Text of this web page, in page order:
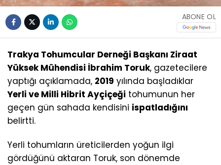
ABONE OL
Trakya Tohumcular Derneği Başkanı Ziraat
Yüksek Mühendisi İbrahim Toruk, gazetecilere
yaptığı açıklamada, 2019 yılında başladıklar
Yerli ve Milli Hibrit Ayçiçeği tohumunun her
geçen gün sahada kendisini ispatladığını
belirtti.
Yerli tohumların üreticilerden yoğun ilgi
gördüğünü aktaran Toruk, son dönemde